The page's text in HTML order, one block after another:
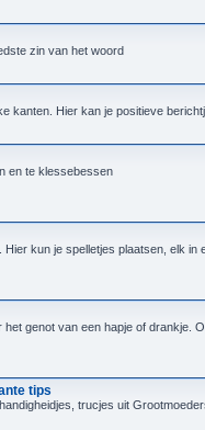
zin van het woord
kanten. Hier kan je positieve
en te klessebessen
kun je spelletjes plaatsen, elk in
genot van een hapje of drankje.
tips
trucjes uit